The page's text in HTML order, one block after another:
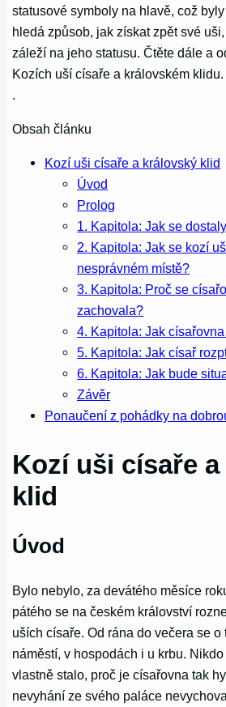
statusové symboly na hlavě, což
hledá způsob, jak získat zpět své
záleží na jeho statusu. Čtěte dále a
Kozích uší císaře a královském klidu.
.
Obsah článku
Kozí uši císaře a královský klid
Úvod
Prolog
1. Kapitola: Jak se
2. Kapitola: Jak se kozí
nesprávném místě?
3. Kapitola: Proč se
zachovala?
4. Kapitola: Jak
5. Kapitola: Jak císař
6. Kapitola: Jak bude
Závěr
Ponaučení z pohádky na
Kozí uši císaře
klid
Úvod
Bylo nebylo, za devátého měsíce
pátého se na českém království
uších císaře. Od rána do večera se o
náměstí, v hospodách i u krbu.
vlastně stalo, proč je císařovna tak
nevyhání ze svého paláce